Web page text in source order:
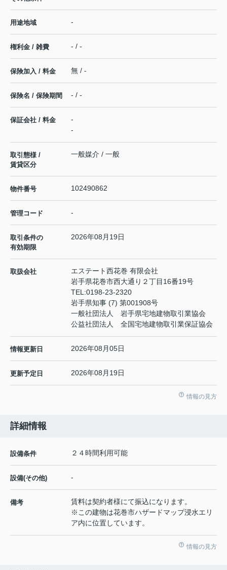
用途地域 -
権利金 / 雑費 - / -
保険加入 / 料金 無 / -
保険名 / 保険期間 - / -
保証会社 / 料金
-
-
取引態様 /
賃貸区分
一般媒介 / 一般
物件番号 102490862
管理コード -
取引条件の
有効期限
2026年08月19日
取扱会社
エステート西花巻 有限会社
岩手県花巻市西大通り２丁目16番19号
TEL:0198-23-2320
岩手県知事 (7) 第001908号
一般社団法人 岩手県宅地建物取引業協会
公益社団法人 全国宅地建物取引業保証協会
情報更新日 2026年08月05日
更新予定日 2026年08月19日
情報の見方
詳細情報
設備条件 ２４時間利用可能
設備(その他) -
備考
賃料は契約者様にて振込になります。
※この建物は花巻市ハザードマップ浸水エリ
ア内に位置しています。
情報の見方